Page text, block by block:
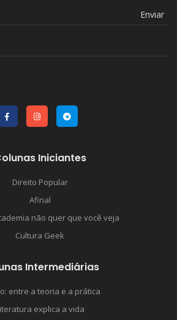
Enviar
Iniciantes
Direito Popular
Afinal
não quer que você veja
Cultura Geek
Intermediárias
entre a teoria e a prática
explica a vida